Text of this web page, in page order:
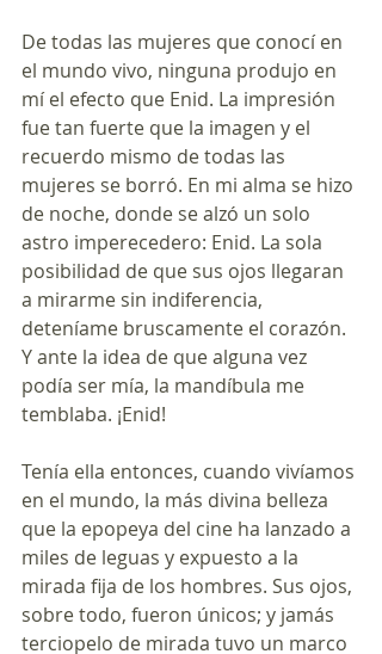
De todas las mujeres que conocí en
el mundo vivo, ninguna produjo en
mí el efecto que Enid. La impresión
fue tan fuerte que la imagen y el
recuerdo mismo de todas las
mujeres se borró. En mi alma se hizo
de noche, donde se alzó un solo
astro imperecedero: Enid. La sola
posibilidad de que sus ojos llegaran
a mirarme sin indiferencia,
deteníame bruscamente el corazón.
Y ante la idea de que alguna vez
podía ser mía, la mandíbula me
temblaba. ¡Enid!
Tenía ella entonces, cuando vivíamos
en el mundo, la más divina belleza
que la epopeya del cine ha lanzado a
miles de leguas y expuesto a la
mirada fija de los hombres. Sus ojos,
sobre todo, fueron únicos; y jamás
terciopelo de mirada tuvo un marco